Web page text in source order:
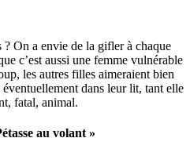
? On a envie de la gifler à chaque
c’est aussi une femme vulnérable
les autres filles aimeraient bien
dans leur lit, tant elle
fatal, animal.
au volant »